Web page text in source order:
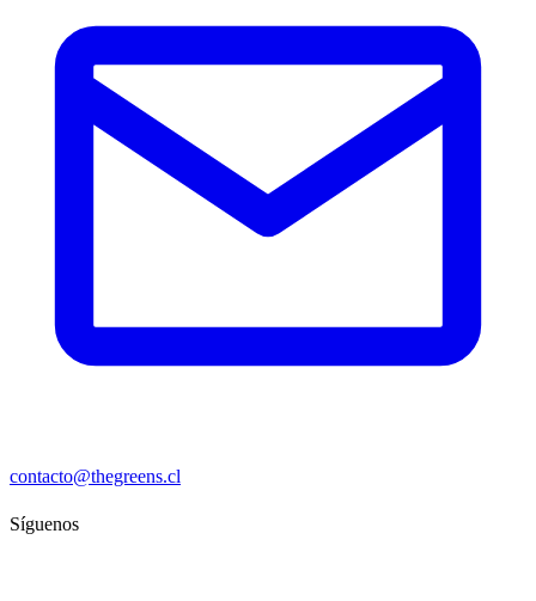
contacto@thegreens.cl
Síguenos